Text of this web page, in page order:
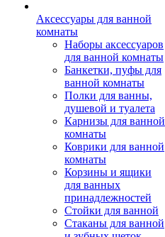
Аксессуары для ванной
комнаты
Наборы аксессуаров
для ванной комнаты
Банкетки, пуфы для
ванной комнаты
Полки для ванны,
душевой и туалета
Карнизы для ванной
комнаты
Коврики для ванной
комнаты
Корзины и ящики
для ванных
принадлежностей
Стойки для ванной
Стаканы для ванной